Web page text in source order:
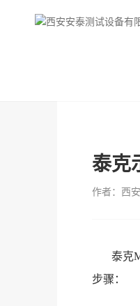
泰克
作者：西
泰克
步骤：